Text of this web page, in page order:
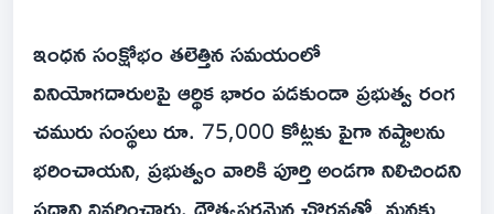
ఇంధన సంక్షోభం తలెత్తిన సమయంలో
వినియోగదారులపై ఆర్థిక భారం పడకుండా ప్రభుత్వ రంగ
చమురు సంస్థలు రూ. 75,000 కోట్లకు పైగా నష్టాలను
భరించాయని, ప్రభుత్వం వారికి పూర్తి అండగా నిలిచిందని